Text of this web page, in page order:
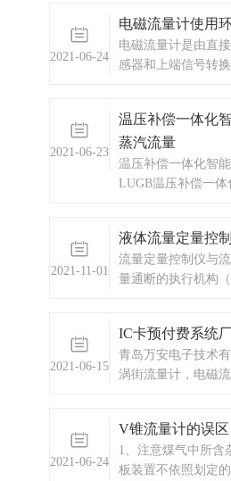
压管、管接头等所
形式结构较为复杂
简单，总共才10多
2021-06-24
电磁流量计使用
电磁流量计是由直
感器和上端信号转
2021-06-23
温压补偿一体化
蒸汽流量
温压补偿一体化智
LUGB温压补偿一
将三种信号混合处
的标准流量，从而
的温压补偿功能。
2021-11-01
液体流量定量控
流量定量控制仪与
量通断的执行机构
输入信号分为频率
送信号输入型两种
2021-06-15
IC卡预付费系统
青岛万安电子技术
涡街流量计，电磁
差压式仪表，分析
备，压力仪表等，
项目。
2021-06-24
V锥流量计的误区
1、注意煤气中所含
板装置不依照划定